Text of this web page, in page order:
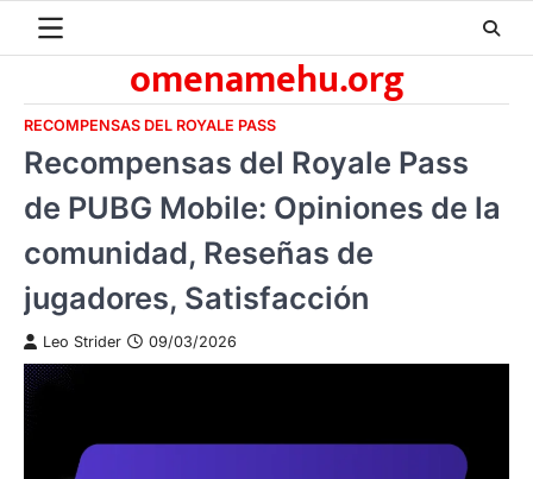
omenamehu.org
RECOMPENSAS DEL ROYALE PASS
Recompensas del Royale Pass
de PUBG Mobile: Opiniones de la
comunidad, Reseñas de
jugadores, Satisfacción
Leo Strider 09/03/2026